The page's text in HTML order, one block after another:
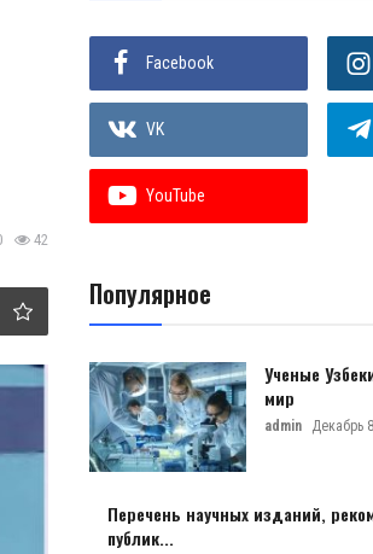
42
Facebook
VK
YouTube
Популярное
Ученые
мир
admin Декабрь
Перечень научных изданий,
публик...